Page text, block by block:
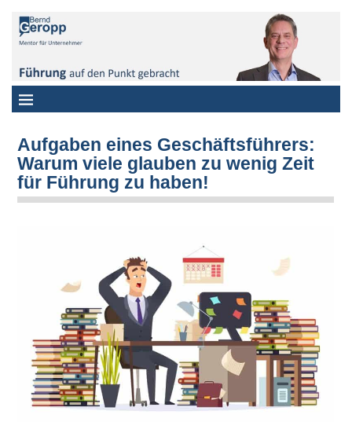
Aufgaben eines Geschäftsführers:
Warum viele glauben zu wenig Zeit
für Führung zu haben!